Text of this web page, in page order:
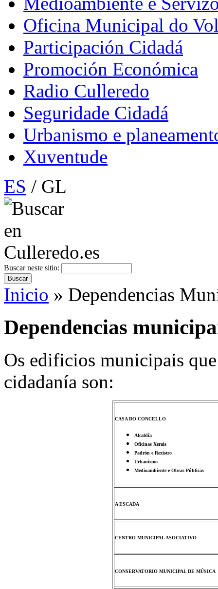
Oficina Municipal do
Participación Cidadá
Promoción Económica
Radio Culleredo
Seguridade Cidadá
Urbanismo e
Xuventude
ES / GL
Buscar neste sitio:
Inicio » Dependencias
Dependencias
Os edificios municipais
cidadanía son:
CASA DO CONCELLO
Alcaldía
Oficinas Xerais
Padrón e Rexistro
Urbanismo
Medioambiente e Obras Públicas
A ESCADA
CENTRO MUNICIPAL ASOCIATIVO
CONSERVATORIO MUNICIPAL DE MÚSICA